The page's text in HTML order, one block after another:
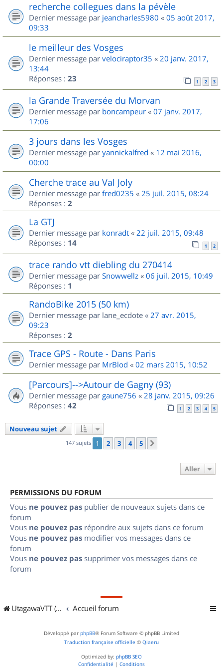
recherche collegues dans la pévèle
Dernier message par jeancharles5980 « 05 août 2017,
09:33
le meilleur des Vosges
Dernier message par velociraptor35 « 20 janv. 2017,
13:44
Réponses : 23 1 2 3
la Grande Traversée du Morvan
Dernier message par boncampeur « 07 janv. 2017,
17:06
3 jours dans les Vosges
Dernier message par yannickalfred « 12 mai 2016,
00:00
Cherche trace au Val Joly
Dernier message par fred0235 « 25 juil. 2015, 08:24
Réponses : 2
La GTJ
Dernier message par konradt « 22 juil. 2015, 09:48
Réponses : 14 1 2
trace rando vtt diebling du 270414
Dernier message par Snowwellz « 06 juil. 2015, 10:49
Réponses : 1
RandoBike 2015 (50 km)
Dernier message par lane_ecdote « 27 avr. 2015,
09:23
Réponses : 2
Trace GPS - Route - Dans Paris
Dernier message par MrBlod « 02 mars 2015, 10:52
[Parcours]-->Autour de Gagny (93)
Dernier message par gaune756 « 28 janv. 2015, 09:26
Réponses : 42 1 2 3 4 5
Nouveau sujet
147 sujets 1 2 3 4 5
Aller
PERMISSIONS DU FORUM
Vous ne pouvez pas publier de nouveaux sujets dans ce
forum
Vous ne pouvez pas répondre aux sujets dans ce forum
Vous ne pouvez pas modifier vos messages dans ce
forum
Vous ne pouvez pas supprimer vos messages dans ce
forum
UtagawaVTT (Randos VTT et VTTAE avec traces GPS) Accueil forum
Développé par phpBB® Forum Software © phpBB Limited
Traduction française officielle © Qiaeru
Optimized by: phpBB SEO
Confidentialité | Conditions